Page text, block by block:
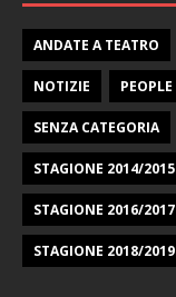
ANDATE A TEATRO
NOTIZIE PEOPLE
SENZA CATEGORIA
STAGIONE 2014/2015
STAGIONE 2016/2017
STAGIONE 2018/2019